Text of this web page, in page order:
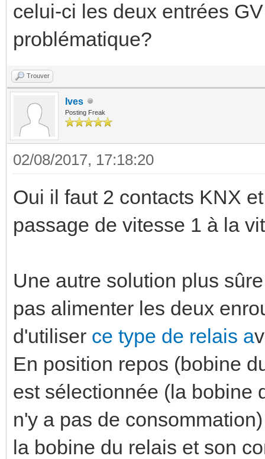
celui-ci les deux entrées
problématique?
Trouver
Ives
Posting Freak
02/08/2017, 17:18:20
Oui il faut 2 contacts KNX
passage de vitesse 1 à la
Une autre solution plus
pas alimenter les deux
d'utiliser ce type de relais a
En position repos (bobine
est sélectionnée (la bobine
n'y a pas de
la bobine du relais et son